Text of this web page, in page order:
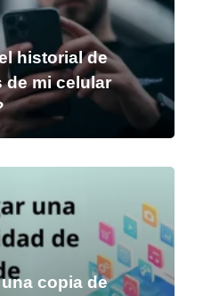
historial de
de mi celular
copia de